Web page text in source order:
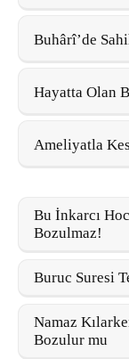
Buhârî’de
Hayatta Olan
Ameliyatla
Bu İnkarcı
Bozulmaz!
Buruc Suresi
Namaz
Bozulur mu